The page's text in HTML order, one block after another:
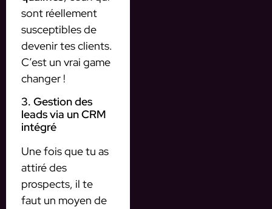
sont réellement
susceptibles de
devenir tes clients.
C’est un vrai game
changer !
3. Gestion des
leads via un CRM
intégré
Une fois que tu as
attiré des
prospects, il te
faut un moyen de